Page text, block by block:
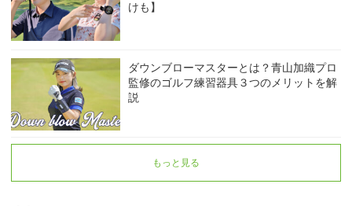
けも】
ダウンブローマスターとは？青山加織プロ
監修のゴルフ練習器具３つのメリットを解
説
もっと見る